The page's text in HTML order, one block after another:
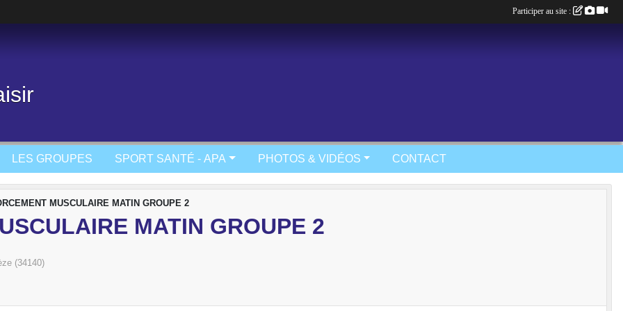
LES GROUPES SPORT SANTÉ - APA PHOTOS & VIDÉOS CONTACT
MUSCULAIRE MATIN GROUPE 2
MATIN GROUPE 2
(34140)
Participer au site :